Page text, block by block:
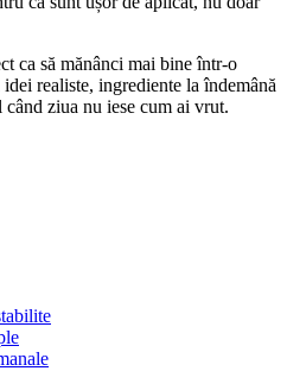
ca să mănânci mai bine într-o
realiste, ingrediente la îndemână
ziua nu iese cum ai vrut.